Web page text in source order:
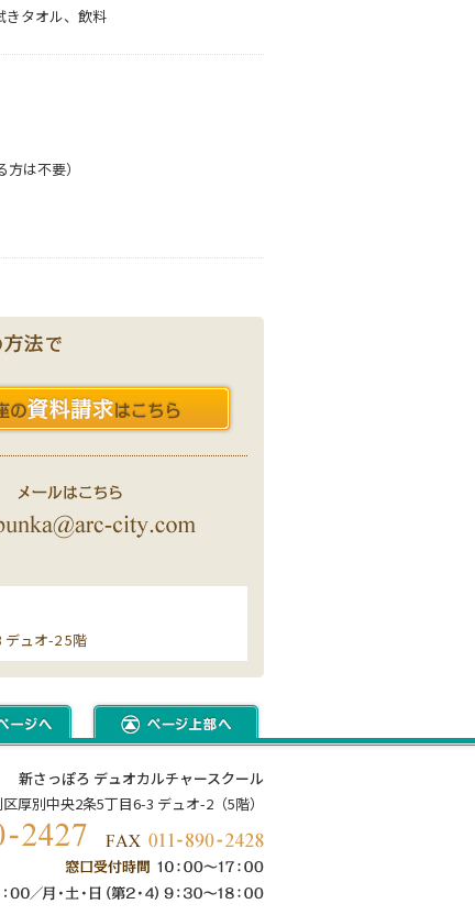
きタオル、飲料
は不要）
デュオ-2 5階
新さっぽろ デュオカルチャースクール
厚別中央2条5丁目6-3 デュオ-2（5階）